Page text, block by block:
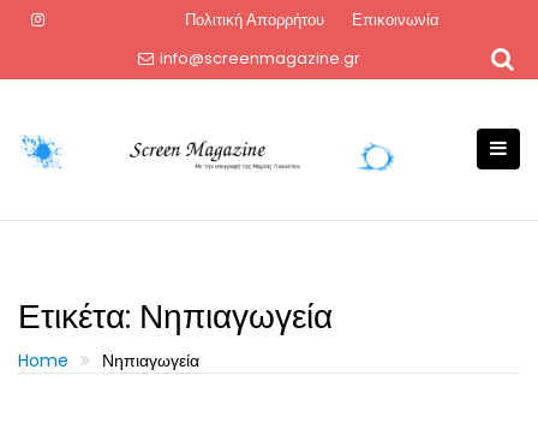
Πολιτική Απορρήτου
Επικοινωνία
info@screenmagazine.gr
Ετικέτα: Νηπιαγωγεία
Home Νηπιαγωγεία